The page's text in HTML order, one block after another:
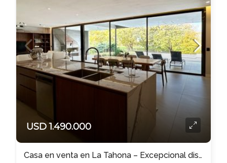
USD 1.490.000
Casa en venta en La Tahona – Excepcional diseño y calidad